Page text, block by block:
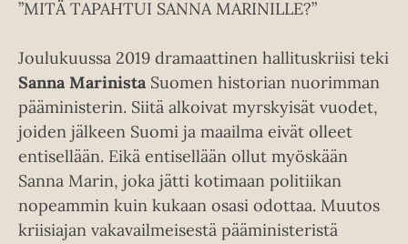
”MITÄ TAPAHTUI SANNA MARINILLE?”
Joulukuussa 2019 dramaattinen hallituskriisi teki
Sanna Marinista Suomen historian nuorimman
pääministerin. Siitä alkoivat myrskyisät vuodet,
joiden jälkeen Suomi ja maailma eivät olleet
entisellään. Eikä entisellään ollut myöskään
Sanna Marin, joka jätti kotimaan politiikan
nopeammin kuin kukaan osasi odottaa. Muutos
kriisiajan vakavailmeisestä pääministeristä